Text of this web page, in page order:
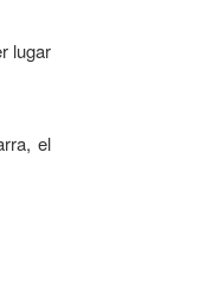
lugar
el